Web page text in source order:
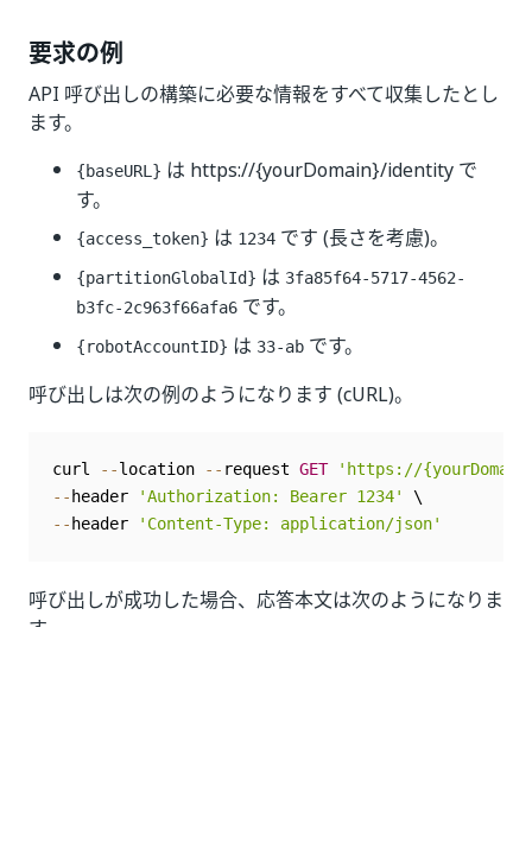
要求の例
API 呼び出しの構築に必要な情報をすべて収集したとし
ます。
{baseURL} は https://{yourDomain}/identity で
す。
{access_token} は 1234 です (長さを考慮)。
{partitionGlobalId} は 3fa85f64-5717-4562-
b3fc-2c963f66afa6 です。
{robotAccountID} は 33-ab です。
呼び出しは次の例のようになります (cURL)。
curl --location -- request GET
'https://
-- header 'Authorization: Bearer 1234'
-- header 'Content-Type: application/json'
呼び出しが成功した場合、応答本文は次のようになりま
す。